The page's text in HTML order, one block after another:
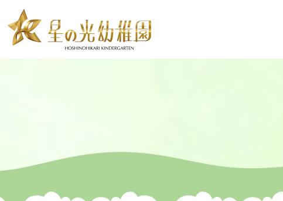
お知らせ